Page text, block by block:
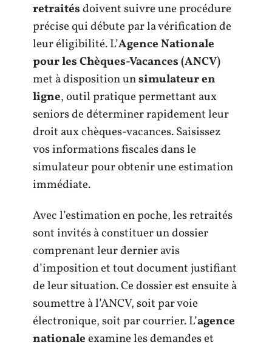
retraitésdoivent suivre une procédure
précise qui débute par la vérification de
leur éligibilité. L’Agence Nationale
pour les Chèques-Vacances (ANCV)
met à disposition unsimulateur en
ligne, outil pratique permettant aux
seniors de déterminer rapidement leur
droit aux chèques-vacances. Saisissez
vos informations fiscales dans le
simulateur pour obtenir une estimation
immédiate.
Avec l’estimation en poche, les retraités
sont invités à constituer un dossier
comprenant leur dernier avis
d’imposition et tout document justifiant
de leur situation. Ce dossier est ensuite à
soumettre à l’ANCV, soit par voie
électronique, soit par courrier. L’agence
nationaleexamine les demandes et